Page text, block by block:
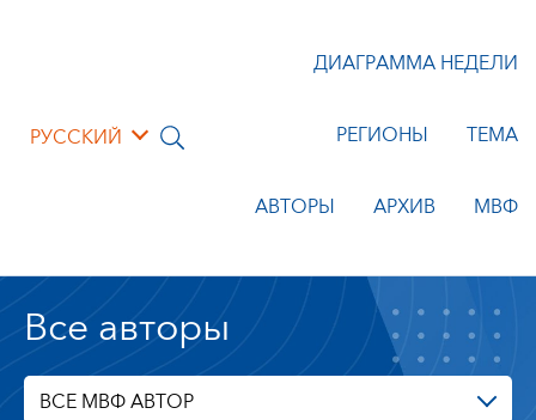
РУССКИЙ
ДИАГРАММА НЕДЕЛИ
РЕГИОНЫ ТЕМА
АВТОРЫ АРХИВ МВФ
Все авторы
ВСЕ МВФ АВТОР